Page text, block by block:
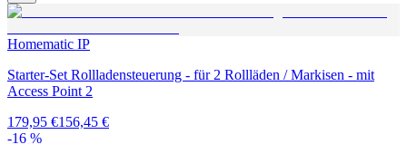
Homematic IP
Starter-Set Rollladensteuerung - für 2 Rollläden / Markisen - mit
Access Point 2
179,95 €156,45 €
-16 %